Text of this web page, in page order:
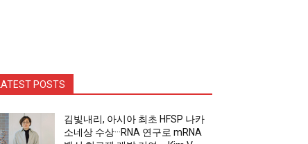
LATEST POSTS
김빛내리, 아시아 최초 HFSP 나카
소네상 수상···RNA 연구로 mRNA